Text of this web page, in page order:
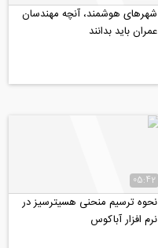
شهرهای هوشمند، آنچه مهندسان
عمران باید بدانند
05:42
نحوه ترسیم منحنی هسیترسیز در
نرم افزار آباکوس